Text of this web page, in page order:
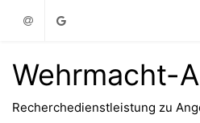
Email Google
Wehrmacht-
Recherchedienstleistung zu